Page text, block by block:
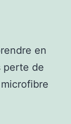
en
perte de